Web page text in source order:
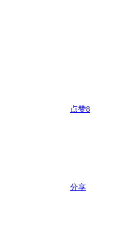
点赞8
分享